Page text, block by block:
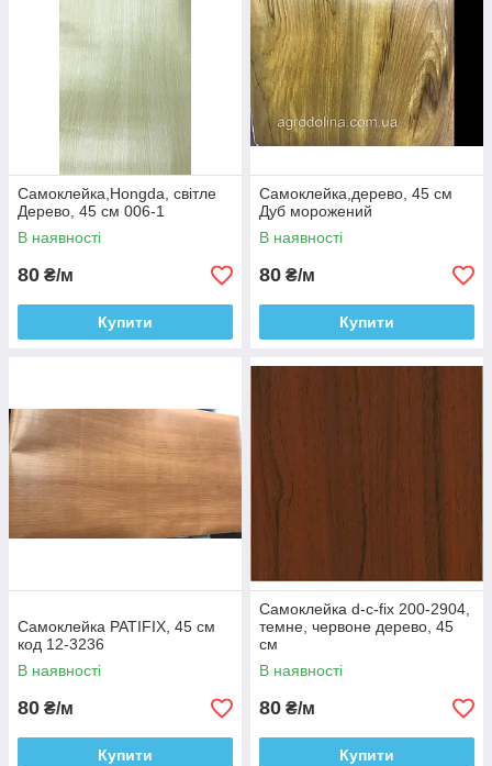
Самоклейка,Hongda, світле
Дерево, 45 см 006-1
В наявності
80 ₴/м
Купити
Самоклейка,дерево, 45 см
Дуб морожений
В наявності
80 ₴/м
Купити
Самоклейка PATIFIX, 45 см
код 12-3236
В наявності
80 ₴/м
Купити
Самоклейка d-c-fix 200-2904,
темне, червоне дерево, 45
см
В наявності
80 ₴/м
Купити